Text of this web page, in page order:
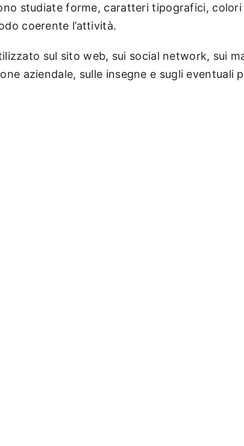
studiate forme, caratteri tipografici,
coerente l’attività.
sul sito web, sui social network, sui
aziendale, sulle insegne e sugli eventuali